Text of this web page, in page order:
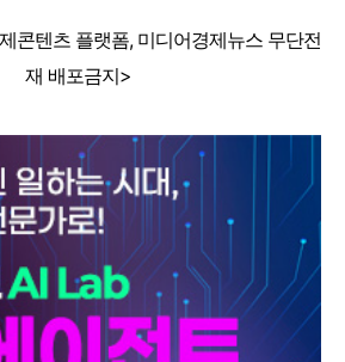
콘텐츠 플랫폼, 미디어경제뉴스 무단전
재 배포금지>